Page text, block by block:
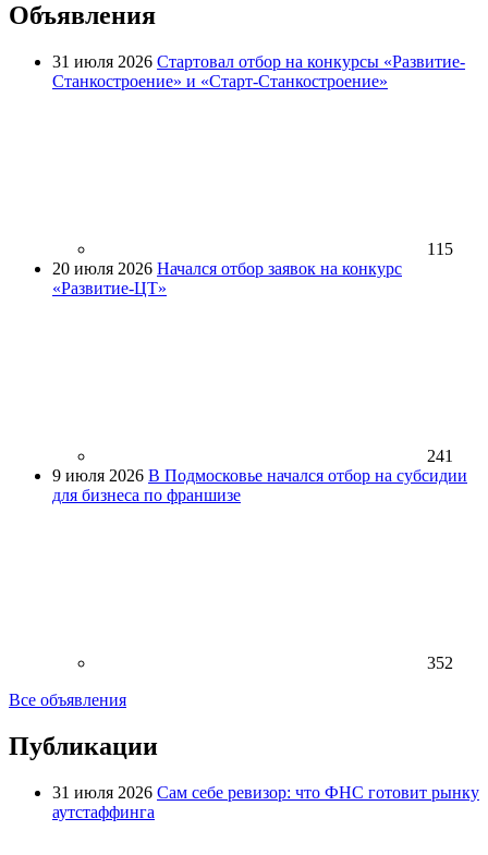
Объявления
31 июля 2026 Стартовал отбор на конкурсы «Развитие-
Станкостроение» и «Старт-Станкостроение»
115
20 июля 2026 Начался отбор заявок на конкурс
«Развитие-ЦТ»
241
9 июля 2026 В Подмосковье начался отбор на субсидии
для бизнеса по франшизе
352
Все объявления
Публикации
31 июля 2026 Сам себе ревизор: что ФНС готовит рынку
аутстаффинга